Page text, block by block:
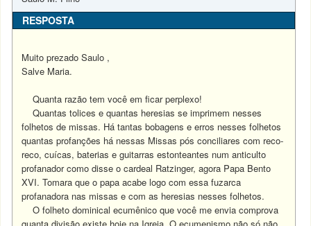
RESPOSTA
Muito prezado Saulo ,
Salve Maria.
Quanta razão tem você em ficar perplexo!
Quantas tolices e quantas heresias se imprimem nesses
folhetos de missas. Há tantas bobagens e erros nesses folhetos
quantas profanções há nessas Missas pós conciliares com reco-
reco, cuícas, baterias e guitarras estonteantes num anticulto
profanador como disse o cardeal Ratzinger, agora Papa Bento
XVI. Tomara que o papa acabe logo com essa fuzarca
profanadora nas missas e com as heresias nesses folhetos.
O folheto dominical ecumênico que você me envia comprova